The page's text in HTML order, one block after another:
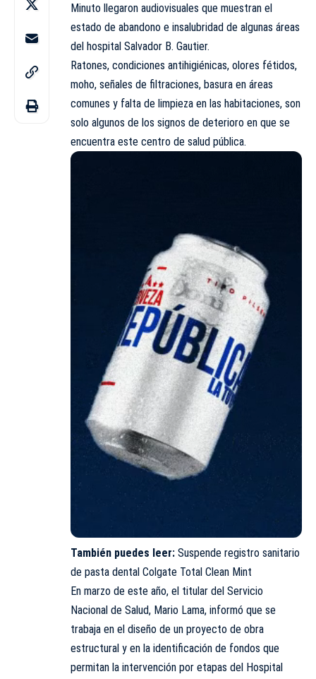
Minuto llegaron audiovisuales que muestran el
estado de abandono e insalubridad de algunas áreas
del hospital Salvador B. Gautier.
Ratones, condiciones antihigiénicas, olores fétidos,
moho, señales de filtraciones, basura en áreas
comunes y falta de limpieza en las habitaciones, son
solo algunos de los signos de deterioro en que se
encuentra este centro de salud pública.
También puedes leer: Suspende registro sanitario
de pasta dental Colgate Total Clean Mint
En marzo de este año, el titular del Servicio
Nacional de Salud, Mario Lama, informó que se
trabaja en el diseño de un proyecto de obra
estructural y en la identificación de fondos que
permitan la intervención por etapas del Hospital